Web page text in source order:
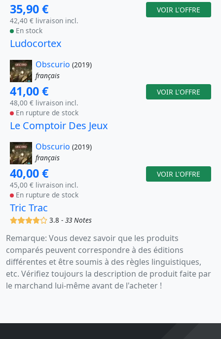
35,90 €
42,40 € livraison incl.
En stock
VOIR L'OFFRE
Ludocortex
Obscurio (2019)
français
41,00 €
48,00 € livraison incl.
En rupture de stock
VOIR L'OFFRE
Le Comptoir Des Jeux
Obscurio (2019)
français
40,00 €
45,00 € livraison incl.
En rupture de stock
VOIR L'OFFRE
Tric Trac
(x)(x)(x)(x)()3.8 -33 Notes
Remarque: Vous devez savoir que les produits
comparés peuvent correspondre à des éditions
différentes et être soumis à des règles linguistiques,
etc. Vérifiez toujours la description de produit faite par
le marchand lui-même avant de l'acheter !